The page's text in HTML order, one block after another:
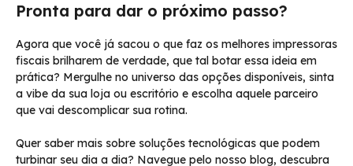
Pronta para dar o próximo passo?
Agora que você já sacou o que faz os melhores impressoras
fiscais brilharem de verdade, que tal botar essa ideia em
prática? Mergulhe no universo das opções disponíveis, sinta
a vibe da sua loja ou escritório e escolha aquele parceiro
que vai descomplicar sua rotina.
Quer saber mais sobre soluções tecnológicas que podem
turbinar seu dia a dia? Navegue pelo nosso blog, descubra